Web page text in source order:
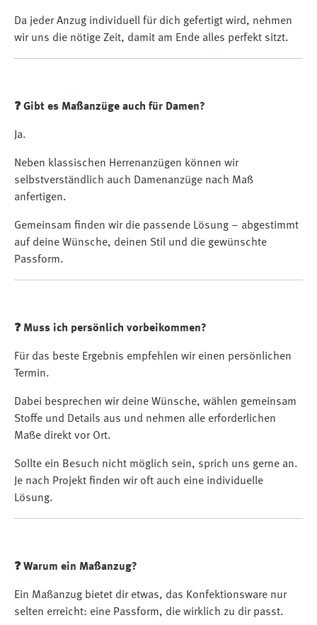
Da jeder Anzug individuell für dich gefertigt wird, nehmen
wir uns die nötige Zeit, damit am Ende alles perfekt sitzt.
❓ Gibt es Maßanzüge auch für Damen?
Ja.
Neben klassischen Herrenanzügen können wir
selbstverständlich auch Damenanzüge nach Maß
anfertigen.
Gemeinsam finden wir die passende Lösung – abgestimmt
auf deine Wünsche, deinen Stil und die gewünschte
Passform.
❓ Muss ich persönlich vorbeikommen?
Für das beste Ergebnis empfehlen wir einen persönlichen
Termin.
Dabei besprechen wir deine Wünsche, wählen gemeinsam
Stoffe und Details aus und nehmen alle erforderlichen
Maße direkt vor Ort.
Sollte ein Besuch nicht möglich sein, sprich uns gerne an.
Je nach Projekt finden wir oft auch eine individuelle
Lösung.
❓ Warum ein Maßanzug?
Ein Maßanzug bietet dir etwas, das Konfektionsware nur
selten erreicht: eine Passform, die wirklich zu dir passt.